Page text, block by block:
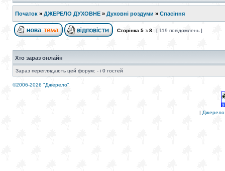
Початок » ДЖЕРЕЛО ДУХОВНЕ » Духовні роздуми » Спасіння
Сторінка 5 з 8 [ 119 повідомлень ]
Хто зараз онлайн
Зараз переглядають цей форум: - і 0 гостей
©2006-2026 "Джерело"
| Джерело